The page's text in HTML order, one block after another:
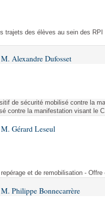
trajets des élèves au sein des
Alexandre Dufosset
de sécurité mobilisé contre la
contre la manifestation visant le
Gérard Leseul
et de remobilisation -
Philippe Bonnecarrère